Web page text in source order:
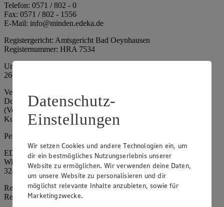
Telefon: 0571 / 802 - 0
Fax: 0571 / 802 - 1556
E-Mail: info@minden.edeka.de
Registergericht: Amtsgericht Bad Oeynhausen
Registernummer: HRA 7534
Umsatzsteuer-Identifikationsnummer gem. § 27a UStG: DE
266067317
Vertretungsberechtigte: Mark Rosenkranz (Sprecher), Eileen
Dominique Klingsiek (Vorstandsmitglied), Ulf-U. Plath
(Vorstandsmitglied), Stephan Wohler (Vorstandsmitglied), Marc
Kuhlmann (Aufsichtsratsvorsitzender)
Persönlich haftende Gesellschafterin:
EDEKA Minden-Hannover Holding GmbH
Wittelsbacherallee 61
32427 Minden
Registergericht: Amtsgericht Bad Oeynhausen
Registernummer: HRB 4086
Datenschutz-
Einstellungen
Wir setzen Cookies und andere Technologien ein, um
dir ein bestmögliches Nutzungserlebnis unserer
Website zu ermöglichen. Wir verwenden deine Daten,
um unsere Website zu personalisieren und dir
möglichst relevante Inhalte anzubieten, sowie für
Marketingzwecke.